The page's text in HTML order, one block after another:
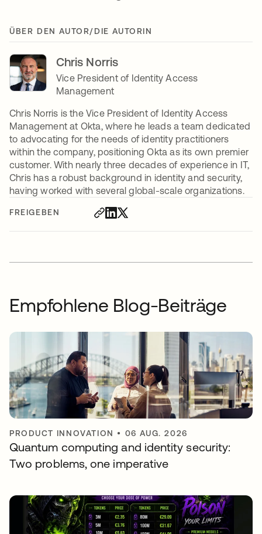
FREIGEBEN
ÜBER DEN AUTOR/DIE AUTORIN
Chris Norris
Vice President of Identity Access
Management
Chris Norris is the Vice President of Identity Access
Management at Okta, where he leads a team dedicated
to advocating for the needs of identity practitioners
within the company, positioning Okta as its own premier
customer. With nearly three decades of experience in IT,
Chris has a robust background in identity and security,
having worked with several global-scale organizations.
Empfohlene Blog-Beiträge
PRODUCT INNOVATION • 06 AUG. 2026
Quantum computing and identity security:
Two problems, one imperative